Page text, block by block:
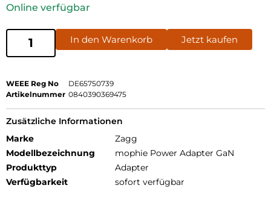
Online verfügbar
In den Warenkorb Jetzt kaufen
WEEE Reg No
DE65750739
Artikelnummer 0840390369475
Zusätzliche Informationen
Marke
Zagg
Modellbezeichnung
mophie Power Adapter GaN
Produkttyp
Adapter
Verfügbarkeit
sofort verfügbar